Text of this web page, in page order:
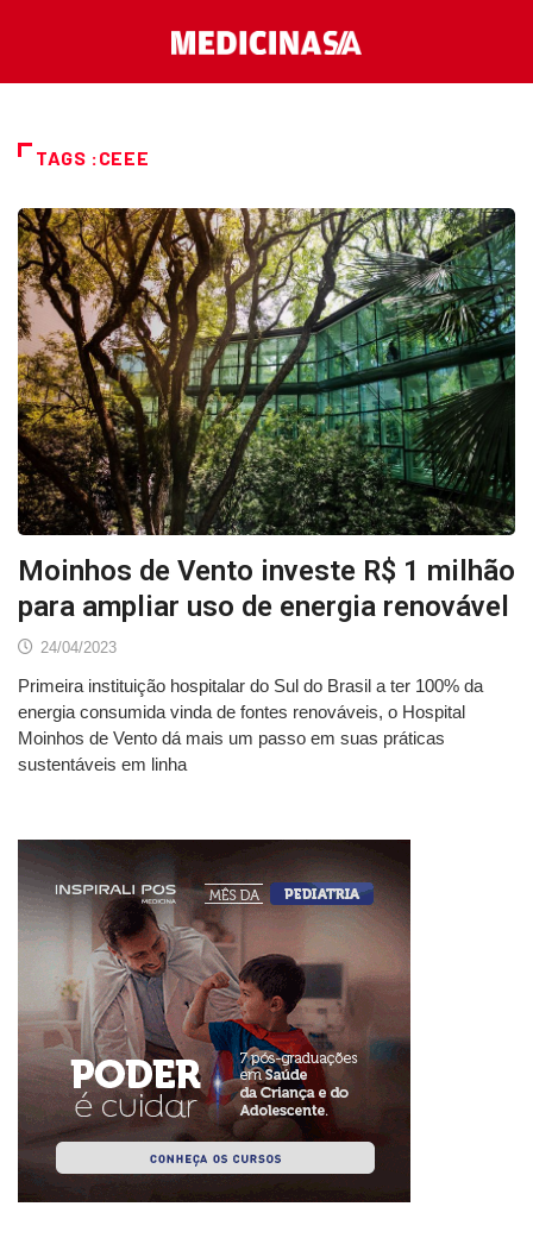
TAGS :CEEE
Moinhos de Vento investe R$ 1 milhão
para ampliar uso de energia renovável
24/04/2023
Primeira instituição hospitalar do Sul do Brasil a ter 100% da
energia consumida vinda de fontes renováveis, o Hospital
Moinhos de Vento dá mais um passo em suas práticas
sustentáveis em linha